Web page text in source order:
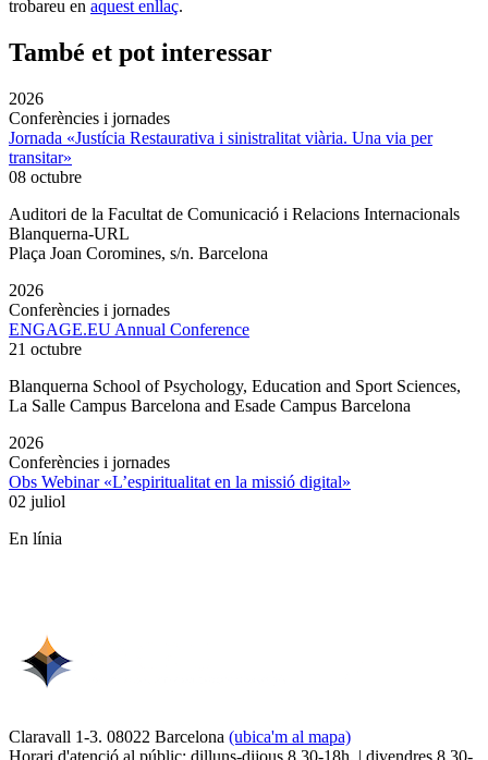
trobareu en aquest enllaç.
També et pot interessar
2026
Conferències i jornades
Jornada «Justícia Restaurativa i sinistralitat viària. Una via per
transitar»
08 octubre
Auditori de la Facultat de Comunicació i Relacions Internacionals
Blanquerna-URL
Plaça Joan Coromines, s/n. Barcelona
2026
Conferències i jornades
ENGAGE.EU Annual Conference
21 octubre
Blanquerna School of Psychology, Education and Sport Sciences,
La Salle Campus Barcelona and Esade Campus Barcelona
2026
Conferències i jornades
Obs Webinar «L’espiritualitat en la missió digital»
02 juliol
En línia
Claravall 1-3. 08022 Barcelona (ubica'm al mapa)